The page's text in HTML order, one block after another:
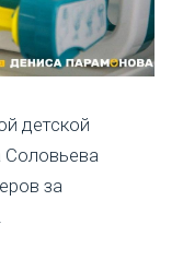
детской
Соловьева
за